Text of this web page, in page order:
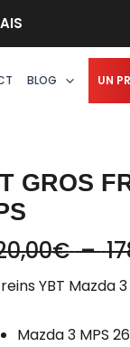
BLOG UN
GROS
€–
YBT Mazda
Mazda 3 MPS